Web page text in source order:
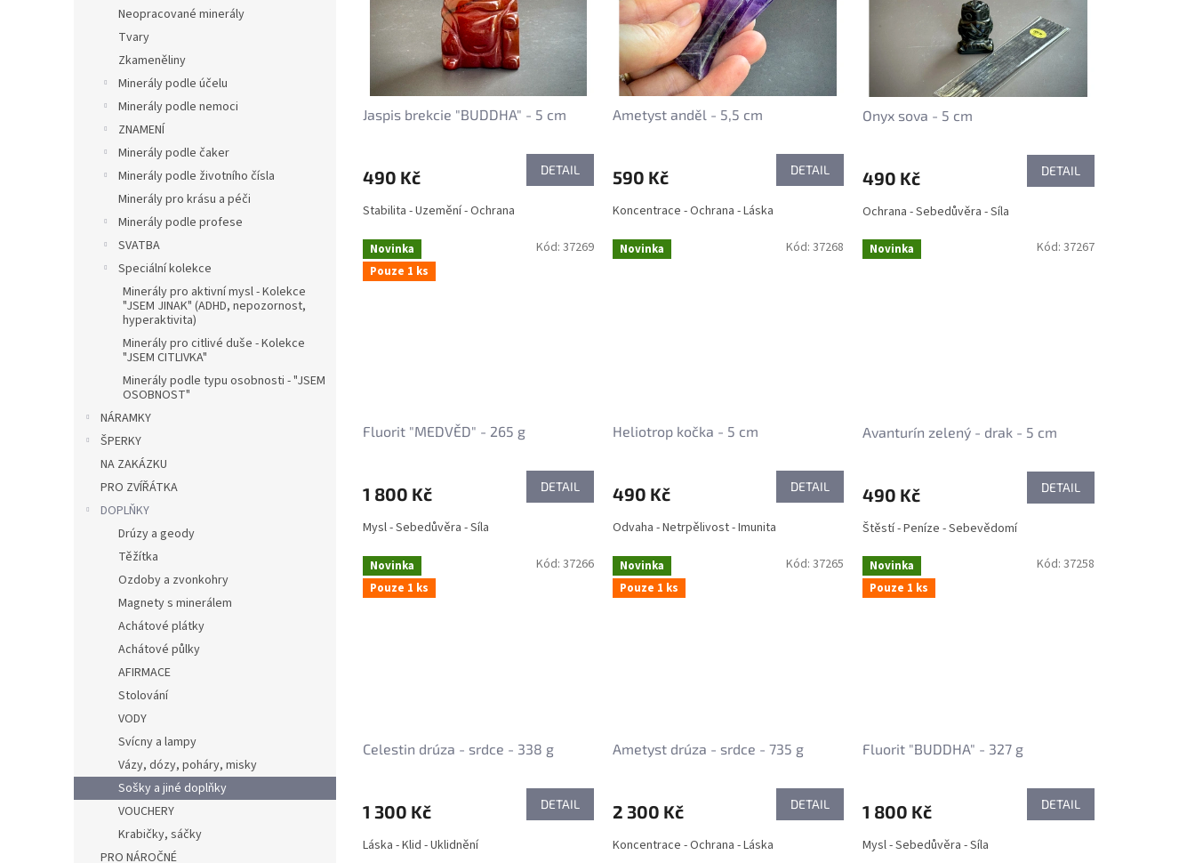
Neopracované minerály
Tvary
Zkameněliny
Minerály podle účelu
Minerály podle nemoci
ZNAMENÍ
Minerály podle čaker
Minerály podle životního čísla
Minerály pro krásu a péči
Minerály podle profese
SVATBA
Speciální kolekce
Minerály pro aktivní mysl - Kolekce
"JSEM JINAK" (ADHD, nepozornost,
hyperaktivita)
Minerály pro citlivé duše - Kolekce
"JSEM CITLIVKA"
Minerály podle typu osobnosti - "JSEM
OSOBNOST"
NÁRAMKY
ŠPERKY
NA ZAKÁZKU
PRO ZVÍŘÁTKA
DOPLŇKY
Drúzy a geody
Těžítka
Ozdoby a zvonkohry
Magnety s minerálem
Achátové plátky
Achátové půlky
AFIRMACE
Stolování
VODY
Svícny a lampy
Vázy, dózy, poháry, misky
Sošky a jiné doplňky
VOUCHERY
Krabičky, sáčky
PRO NÁROČNÉ
Jaspis brekcie "BUDDHA" - 5 cm
490 Kč DETAIL
Stabilita - Uzemění - Ochrana
Ametyst anděl - 5,5 cm
590 Kč DETAIL
Koncentrace - Ochrana - Láska
Onyx sova - 5 cm
490 Kč DETAIL
Ochrana - Sebedůvěra - Síla
Novinka
Pouze 1 ks
Fluorit "MEDVĚD" - 265 g
1 800 Kč DETAIL
Mysl - Sebedůvěra - Síla
Kód: 37269 Novinka
Heliotrop kočka - 5 cm
490 Kč DETAIL
Odvaha - Netrpělivost - Imunita
Kód: 37268 Novinka
Avanturín zelený - drak - 5 cm
490 Kč DETAIL
Štěstí - Peníze - Sebevědomí
Kód: 37267
Novinka
Pouze 1 ks
Celestin drúza - srdce - 338 g
1 300 Kč DETAIL
Láska - Klid - Uklidnění
Kód: 37266
Novinka
Pouze 1 ks
Ametyst drúza - srdce - 735 g
2 300 Kč DETAIL
Koncentrace - Ochrana - Láska
Kód: 37265
Novinka
Pouze 1 ks
Fluorit "BUDDHA" - 327 g
1 800 Kč DETAIL
Mysl - Sebedůvěra - Síla
Kód: 37258